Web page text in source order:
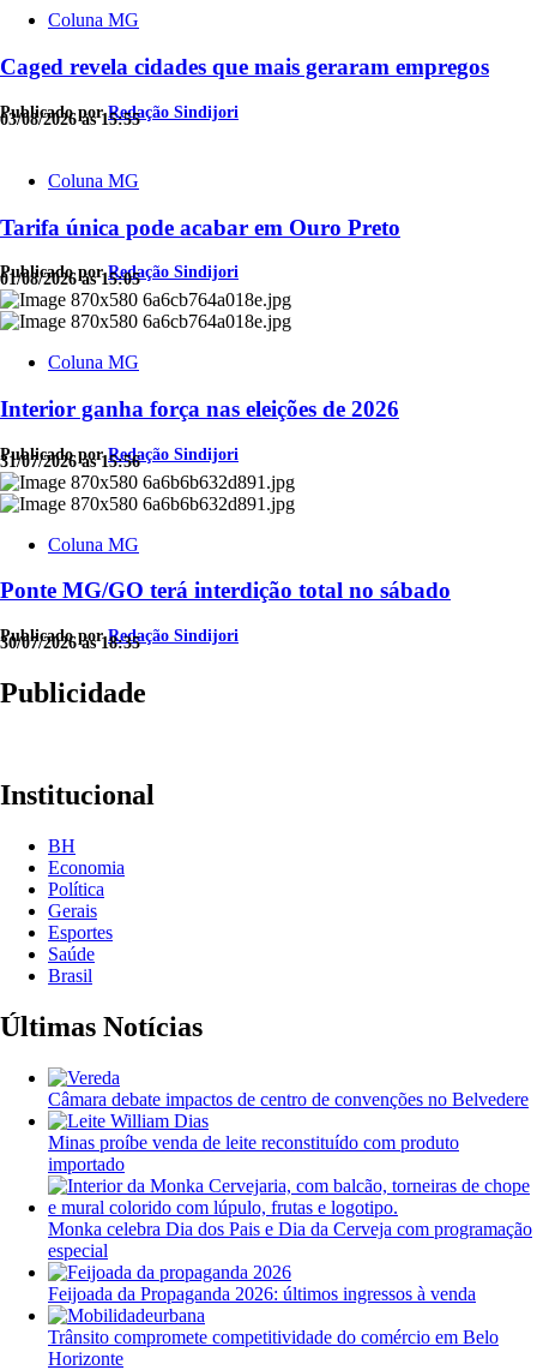
Coluna MG
Caged revela cidades que mais geraram empregos
Publicado porRedação Sindijori
03/08/2026 às 15:55
Coluna MG
Tarifa única pode acabar em Ouro Preto
Publicado porRedação Sindijori
01/08/2026 às 15:05
Coluna MG
Interior ganha força nas eleições de 2026
Publicado porRedação Sindijori
31/07/2026 às 15:56
Coluna MG
Ponte MG/GO terá interdição total no sábado
Publicado porRedação Sindijori
30/07/2026 às 18:35
Publicidade
Institucional
BH
Economia
Política
Gerais
Esportes
Saúde
Brasil
Últimas Notícias
Câmara debate impactos de centro de convenções no Belvedere
Minas proíbe venda de leite reconstituído com produto
importado
Monka celebra Dia dos Pais e Dia da Cerveja com programação
especial
Feijoada da Propaganda 2026: últimos ingressos à venda
Trânsito compromete competitividade do comércio em Belo
Horizonte